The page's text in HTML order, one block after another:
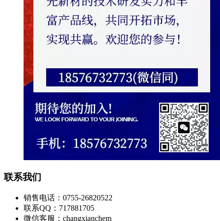
联系我们
销售电话：0755-26820522
联系QQ：717881705
微信客服：changxianchem